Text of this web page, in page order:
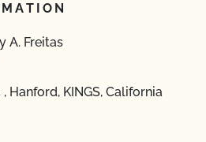
A. Freitas
, Hanford, KINGS, California